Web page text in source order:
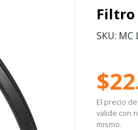
Filtro
SKU: MC
El precio
valide con
mismo.